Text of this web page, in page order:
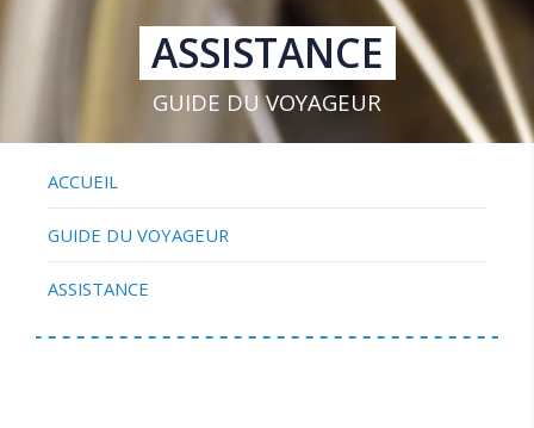
ASSISTANCE
GUIDE DU VOYAGEUR
ACCUEIL
GUIDE DU VOYAGEUR
ASSISTANCE